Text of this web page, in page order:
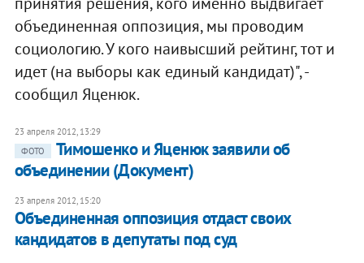
объединенная оппозиция, мы проводим
социологию. У кого наивысший рейтинг, тот и
идет (на выборы как единый кандидат)", -
сообщил Яценюк.
23 апреля 2012, 13:29
ФОТО
Тимошенко и Яценюк заявили об
объединении (Документ)
23 апреля 2012, 15:20
Объединенная оппозиция отдаст своих
кандидатов в депутаты под суд